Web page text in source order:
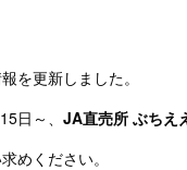
を更新しました。
日～、 JA直売所 ぶちえ
めください。